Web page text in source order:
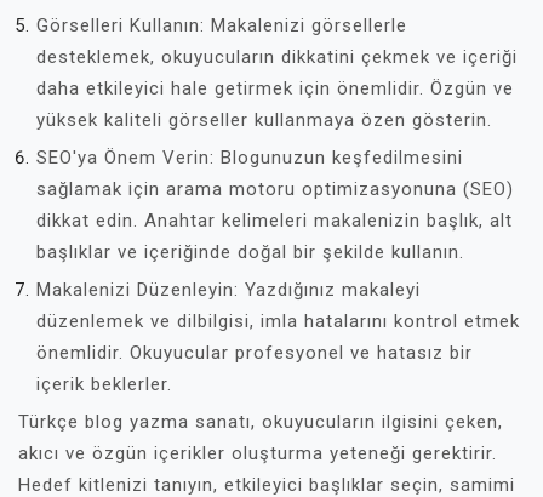
Görselleri Kullanın: Makalenizi görsellerle
desteklemek, okuyucuların dikkatini çekmek ve içeriği
daha etkileyici hale getirmek için önemlidir. Özgün ve
yüksek kaliteli görseller kullanmaya özen gösterin.
SEO'ya Önem Verin: Blogunuzun keşfedilmesini
sağlamak için arama motoru optimizasyonuna (SEO)
dikkat edin. Anahtar kelimeleri makalenizin başlık, alt
başlıklar ve içeriğinde doğal bir şekilde kullanın.
Makalenizi Düzenleyin: Yazdığınız makaleyi
düzenlemek ve dilbilgisi, imla hatalarını kontrol etmek
önemlidir. Okuyucular profesyonel ve hatasız bir
içerik beklerler.
Türkçe blog yazma sanatı, okuyucuların ilgisini çeken,
akıcı ve özgün içerikler oluşturma yeteneği gerektirir.
Hedef kitlenizi tanıyın, etkileyici başlıklar seçin, samimi